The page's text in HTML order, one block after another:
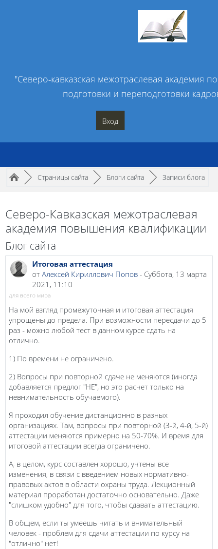
"Северо‑кавказская межотраслевая академия
подготовки и переподготовки
Вход
Путь к странице
/► Страницы сайта /► Блоги сайта /► Записи блога
Северо-Кавказская межотраслевая
академия повышения квалификации
Блог сайта
Итоговая аттестация
от Алексей Кириллович Попов - Суббота, 13 марта
2021, 11:10
для всего мира
На мой взгляд промежуточная и итоговая аттестация
упрощены до предела. При возможности пересдачи до 5
раз - можно любой тест в данном курсе сдать на
отлично.
1) По времени не ограничено.
2) Вопросы при повторной сдаче не меняются (иногда
добавляется предлог "НЕ", но это расчет только на
невнимательность обучаемого).
Я проходил обучение дистанционно в разных
организациях. Там, вопросы при повторной (3-й, 4-й, 5-й)
аттестации меняются примерно на 50-70%. И время для
итоговой аттестации всегда ограничено.
А, в целом, курс составлен хорошо, учтены все
изменения, в связи с введением новых нормативно-
правовых актов в области охраны труда. Лекционный
материал проработан достаточно основательно. Даже
"слишком удобно" для того, чтобы сдавать аттестацию.
В общем, если ты умеешь читать и внимательный
человек - проблем для сдачи аттестации по курсу на
"отлично" нет!